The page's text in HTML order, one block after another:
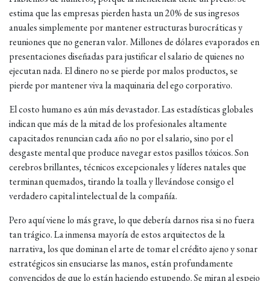
estima que las empresas pierden hasta un 20% de sus ingresos
anuales simplemente por mantener estructuras burocráticas y
reuniones que no generan valor. Millones de dólares evaporados en
presentaciones diseñadas para justificar el salario de quienes no
ejecutan nada. El dinero no se pierde por malos productos, se
pierde por mantener viva la maquinaria del ego corporativo.
El costo humano es aún más devastador. Las estadísticas globales
indican que más de la mitad de los profesionales altamente
capacitados renuncian cada año no por el salario, sino por el
desgaste mental que produce navegar estos pasillos tóxicos. Son
cerebros brillantes, técnicos excepcionales y líderes natales que
terminan quemados, tirando la toalla y llevándose consigo el
verdadero capital intelectual de la compañía.
Pero aquí viene lo más grave, lo que debería darnos risa si no fuera
tan trágico. La inmensa mayoría de estos arquitectos de la
narrativa, los que dominan el arte de tomar el crédito ajeno y sonar
estratégicos sin ensuciarse las manos, están profundamente
convencidos de que lo están haciendo estupendo. Se miran al espejo